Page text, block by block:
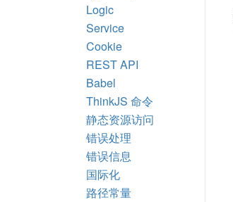
Logic
Service
Cookie
REST API
Babel
ThinkJS 命令
静态资源访问
错误处理
错误信息
国际化
路径常量